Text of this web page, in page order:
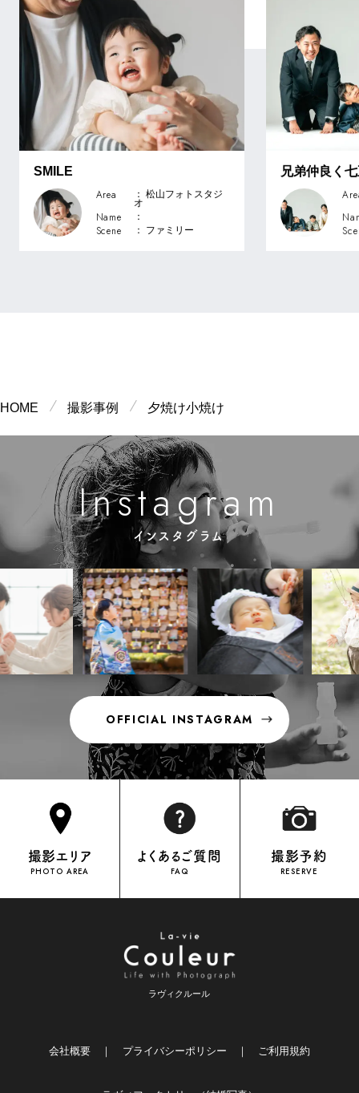
SMILE
Area ： 松山フォトスタジ
オ
Name ：
Scene ： ファミリー
兄弟仲良く
HOME 撮影事例 夕焼け小焼け
Instagram
インスタグラム
OFFICIAL INSTAGRAM
OFFICIAL INSTAGRAM
撮影エリア
PHOTO AREA
よくあるご質問
FAQ
撮影予約
RESERVE
ラヴィクルール
会社概要 ｜ プライバシーポリシー ｜ ご利用規約